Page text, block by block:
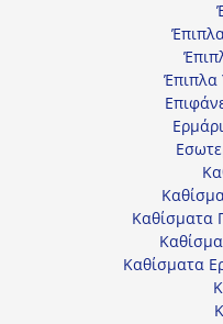
Έπιπλα
Καθίσματα
Καθίσματα